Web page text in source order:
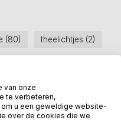
(80) theelichtjes (2)
over dit
via 06-23643267
van onze
te verbeteren,
u een geweldige website-
over de cookies die we